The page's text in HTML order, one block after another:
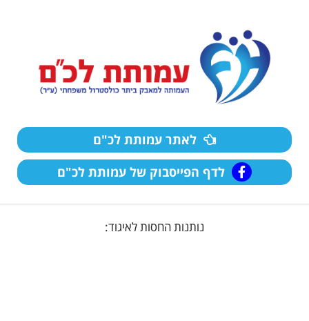
לאתר עמותת לכ"ם
לדף הפייסבוק של עמותת לכ"ם
נותנות החסות לאיגוד: